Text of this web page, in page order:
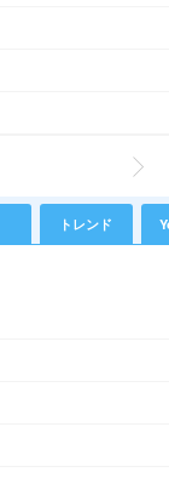
トレンド